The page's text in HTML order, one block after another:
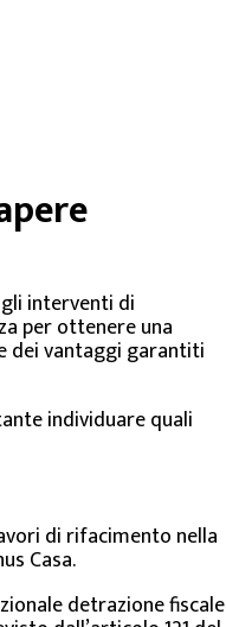
interventi di
per ottenere una
dei vantaggi garantiti
individuare quali
di rifacimento nella
Casa.
detrazione fiscale